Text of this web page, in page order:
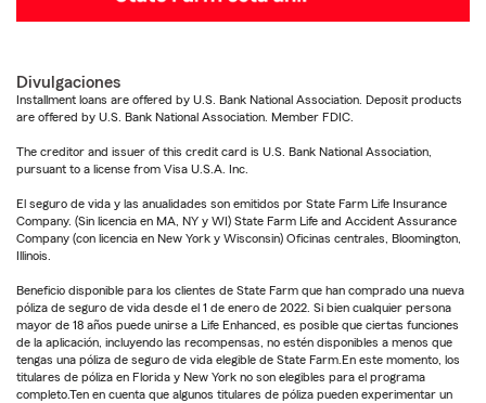
Divulgaciones
Installment loans are offered by U.S. Bank National Association. Deposit products
are offered by U.S. Bank National Association. Member FDIC.
The creditor and issuer of this credit card is U.S. Bank National Association,
pursuant to a license from Visa U.S.A. Inc.
El seguro de vida y las anualidades son emitidos por State Farm Life Insurance
Company. (Sin licencia en MA, NY y WI) State Farm Life and Accident Assurance
Company (con licencia en New York y Wisconsin) Oficinas centrales, Bloomington,
Illinois.
Beneficio disponible para los clientes de State Farm que han comprado una nueva
póliza de seguro de vida desde el 1 de enero de 2022. Si bien cualquier persona
mayor de 18 años puede unirse a Life Enhanced, es posible que ciertas funciones
de la aplicación, incluyendo las recompensas, no estén disponibles a menos que
tengas una póliza de seguro de vida elegible de State Farm.En este momento, los
titulares de póliza en Florida y New York no son elegibles para el programa
completo.Ten en cuenta que algunos titulares de póliza pueden experimentar un